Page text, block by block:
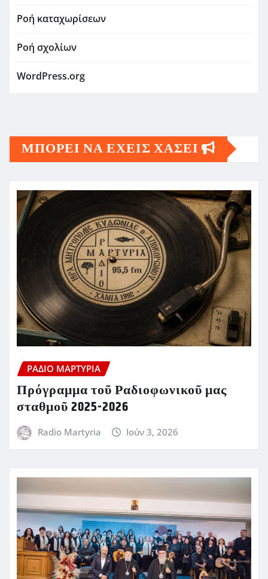
Ροή καταχωρίσεων
Ροή σχολίων
WordPress.org
ΜΠΟΡΕΙ ΝΑ ΕΧΕΙΣ ΧΑΣΕΙ
ΡΆΔΙΟ ΜΑΡΤΥΡΊΑ
Πρόγραμμα τοῦ Ραδιοφωνικοῦ μας
σταθμοῦ 2025-2026
Radio Martyria Ιούν 3, 2026